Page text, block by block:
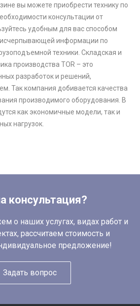
вы можете приобрести технику по
консультации от
удобным для вас способом
исчерпывающей информации по
техники. Складская и
производства TOR – это
разработок и решений,
Так компания добивается качества
производимого оборудования. В
как экономичные модели, так и
нагрузок.
консультация?
о наших услугах, видах работ и
рассчитаем стоимость и
предложение!
Задать вопрос